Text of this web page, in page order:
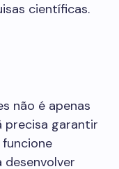
científicas.
não é apenas
precisa garantir